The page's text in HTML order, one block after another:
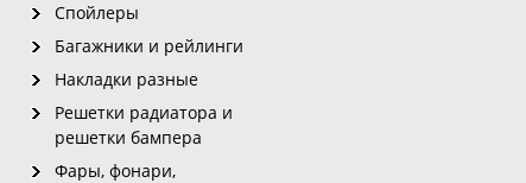
Спойлеры
Багажники и рейлинги
Накладки разные
Решетки радиатора и
решетки бампера
Фары, фонари,